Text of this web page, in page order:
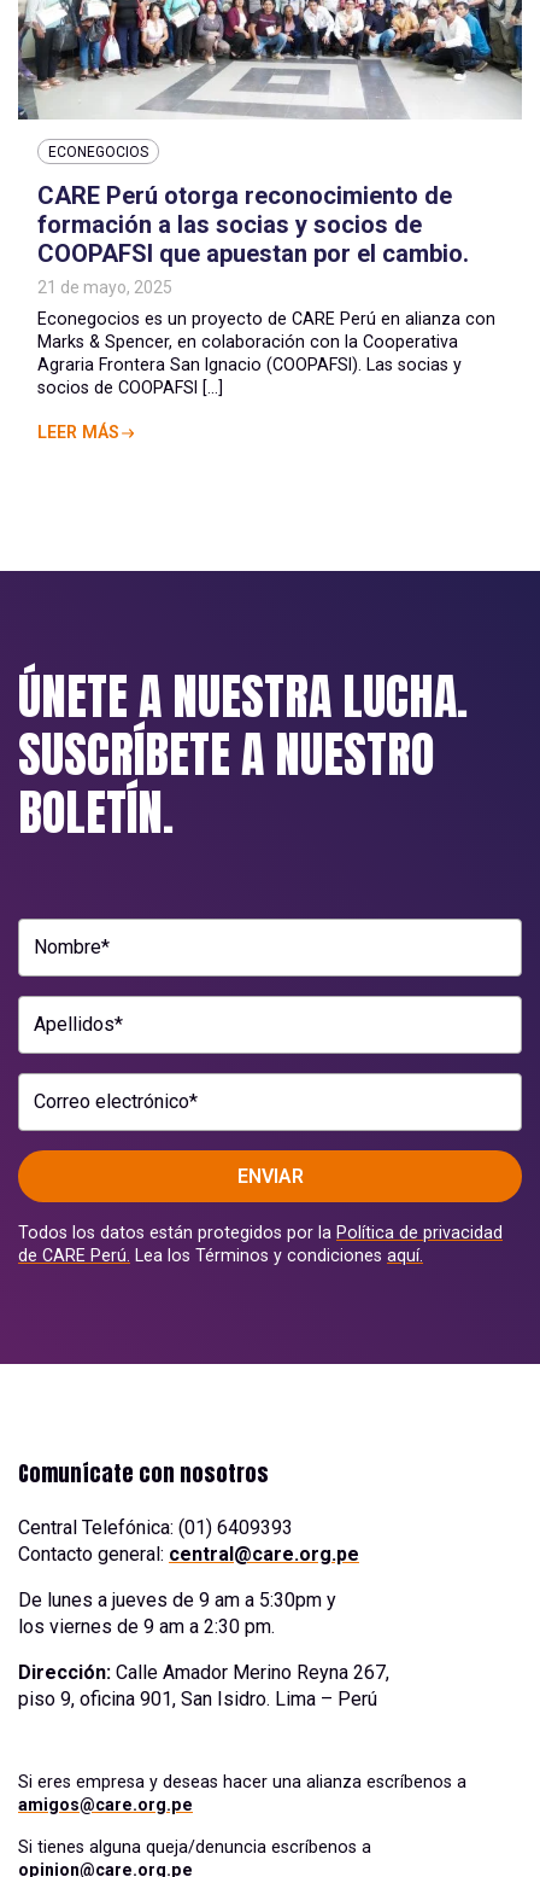
ECONEGOCIOS
CARE Perú otorga reconocimiento de
formación a las socias y socios de
COOPAFSI que apuestan por el cambio.
21 de mayo, 2025
Econegocios es un proyecto de CARE Perú en alianza con
Marks & Spencer, en colaboración con la Cooperativa
Agraria Frontera San Ignacio (COOPAFSI). Las socias y
socios de COOPAFSI [...]
LEER MÁS
ÚNETE A NUESTRA LUCHA.
SUSCRÍBETE A NUESTRO
BOLETÍN.
Nombre*
Apellidos*
Correo electrónico*
ENVIAR
Todos los datos están protegidos por la Política de privacidad
de CARE Perú.
Lea los Términos y condiciones aquí.
Comunícate con nosotros
Central Telefónica: (01) 6409393
Contacto general: central@care.org.pe
De lunes a jueves de 9 am a 5:30pm y
los viernes de 9 am a 2:30 pm.
Dirección: Calle Amador Merino Reyna 267,
piso 9, oficina 901, San Isidro. Lima – Perú
Si eres empresa y deseas hacer una alianza escríbenos a
amigos@care.org.pe
Si tienes alguna queja/denuncia escríbenos a
opinion@care.org.pe